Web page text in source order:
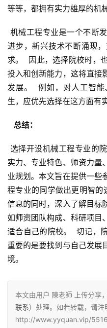
等等，都拥有实力雄厚的机
进步，新兴技术不断涌现
求。  因此，选择院校时，
投入和创新能力，这将直接
发展。  例如，对人工智
生，应优先选择在这方面有
  总结：
实力、专业特色、师资力量
业规划。本文旨在提供一些
程专业的同学做出更明智
信息的同时，深入了解目标
如师资团队构成、科研项目
适合自己的院校。  切记，
重要的是要找到与自己发展
境。
本文由用户 陳老師 上传分享
联系）处理。如若转载，请注
http://www.yyquan.vip/